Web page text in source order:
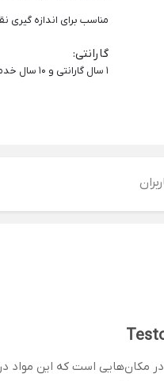
مناسب برای اندازه
گارانتی:
1 سال گارانتی و 10 سال خدمات پس از فروش
در مکان‌هایی است که این